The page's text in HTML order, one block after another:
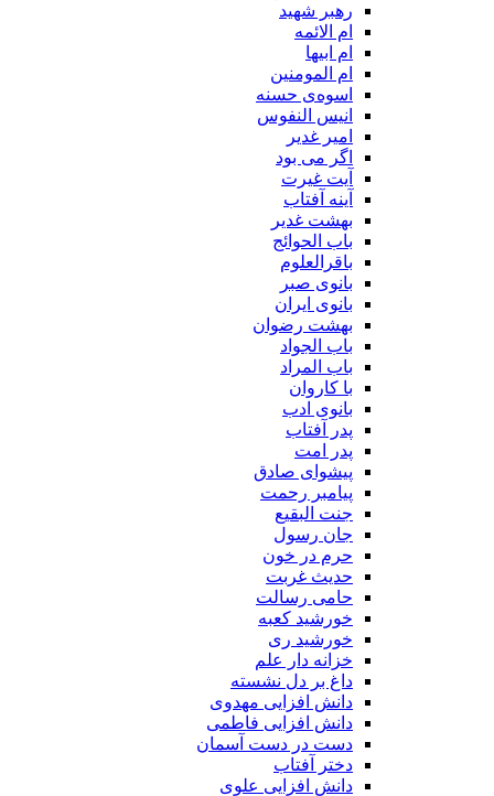
رهبر شهید
ام الائمه
ام ابیها
ام المومنین
اسوه‌ی حسنه
انیس النفوس
امیر غدیر
اگر می بود
آیت غیرت
آینه آفتاب
بهشت غدیر
باب الحوائج
باقرالعلوم
بانوی صبر
بانوی ایران
بهشت رضوان
باب الجواد
باب المراد
با کاروان
بانوی ادب
پدر آفتاب
پدر امت
پیشوای صادق
پیامبر رحمت
جنت البقیع
جان رسول
حرم در خون
حدیث غربت
حامی رسالت
خورشید کعبه
خورشید ری
خزانه دار علم
داغ بر دل نشسته
دانش افزایی مهدوی
دانش افزایی فاطمی
دست در دست آسمان
دختر آفتاب
دانش افزایی علوی